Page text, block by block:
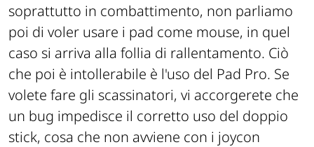
soprattutto in combattimento, non parliamo
poi di voler usare i pad come mouse, in quel
caso si arriva alla follia di rallentamento. Ciò
che poi è intollerabile è l'uso del Pad Pro. Se
volete fare gli scassinatori, vi accorgerete che
un bug impedisce il corretto uso del doppio
stick, cosa che non avviene con i joycon